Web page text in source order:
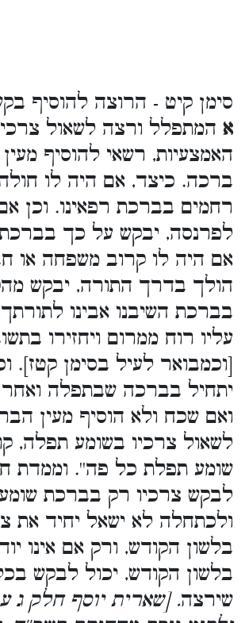
סימן קיט - הרוצה להוסיף
א המתפלל ורצה לשאול
האמצעיות, רשאי להוסיף
ברכה. כיצד, אם היה לו
רחמים בברכת רפאינו. וכן
לפרנסה, יבקש על כך בברכת
אם היה לו קרוב משפחה או
הולך בדרך התורה, יבקש
בברכת השיבנו אבינו
עליו רוח ממרום ויחזירו
[וכמבואר לעיל בסימן קטז].
יתחיל בברכה שבתפלה ואחר
ואם שכח ולא הוסיף מעין
לשאול צרכיו בשומע תפלה,
שומע תפלת כל פה''. וממדת
לבקש צרכיו רק בברכת
ולכתחלה לא ישאל יחיד את
בלשון הקודש, ורק אם אינו
בלשון הקודש, יכול לבקש
שירצה. [שארית יוסף חלק ג